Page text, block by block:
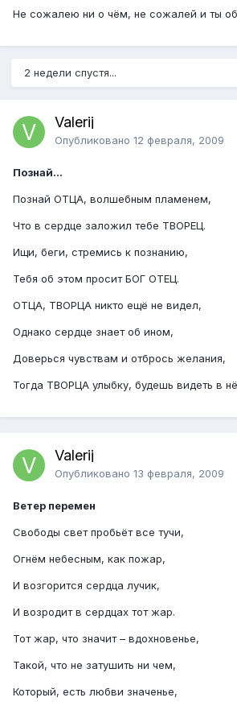
Не сожалею ни о чём, не сожалей и ты
2 недели спустя...
Valerij
Опубликовано 12 февраля, 2009
Познай...
Познай ОТЦА, волшебным пламенем,
Что в сердце заложил тебе ТВОРЕЦ.
Ищи, беги, стремись к познанию,
Тебя об этом просит БОГ ОТЕЦ.
ОТЦА, ТВОРЦА никто ещё не видел,
Однако сердце знает об ином,
Доверься чувствам и отбрось желания,
Тогда ТВОРЦА улыбку, будешь видеть в
Valerij
Опубликовано 13 февраля, 2009
Ветер перемен
Свободы свет пробьёт все тучи,
Огнём небесным, как пожар,
И возгорится сердца лучик,
И возродит в сердцах тот жар.
Тот жар, что значит – вдохновенье,
Такой, что не затушить ни чем,
Который, есть любви значенье,